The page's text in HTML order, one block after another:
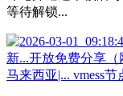
等待解锁...